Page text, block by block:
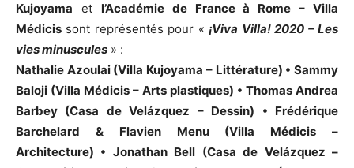
Kujoyama et l’Académie de France à Rome – Villa
Médicis sont représentés pour «¡Viva Villa! 2020 – Les
vies minuscules » :
Nathalie Azoulai (Villa Kujoyama – Littérature) • Sammy
Baloji (Villa Médicis – Arts plastiques) • Thomas Andrea
Barbey (Casa de Velázquez – Dessin) • Frédérique
Barchelard & Flavien Menu (Villa Médicis –
Architecture) • Jonathan Bell (Casa de Velázquez –